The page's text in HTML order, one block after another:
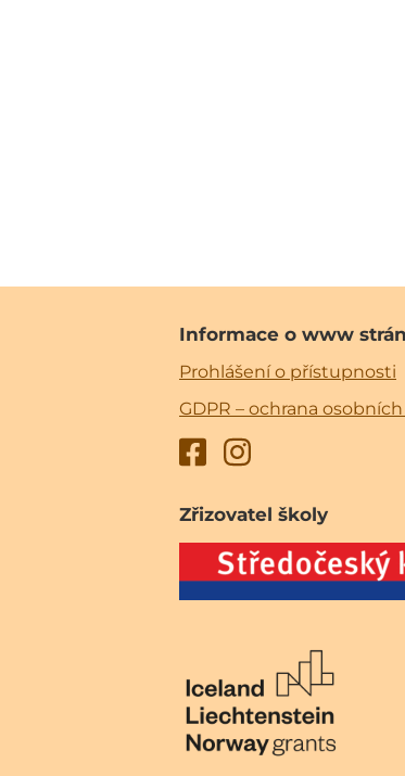
Informace o www
Prohlášení o přístupnosti
GDPR – ochrana
Zřizovatel školy